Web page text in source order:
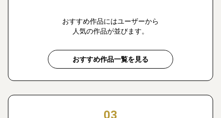
おすすめ作品にはユーザーから
人気の作品が並びます。
おすすめ作品一覧を見る
03